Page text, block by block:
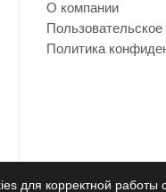
О компании
Политика
для корректной работы